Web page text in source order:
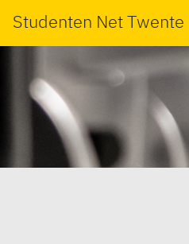
Studenten Net Twente